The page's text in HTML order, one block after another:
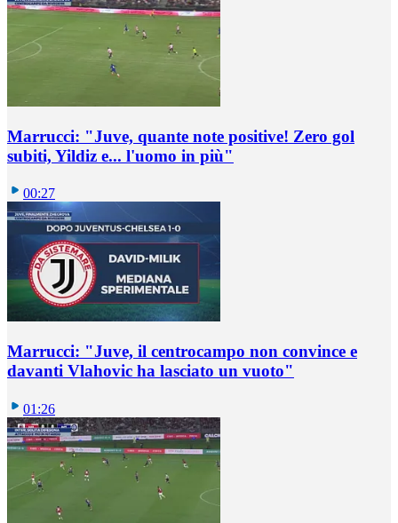
Marrucci: "Juve, quante note positive! Zero gol
subiti, Yildiz e... l'uomo in più"
00:27
Marrucci: "Juve, il centrocampo non convince e
davanti Vlahovic ha lasciato un vuoto"
01:26